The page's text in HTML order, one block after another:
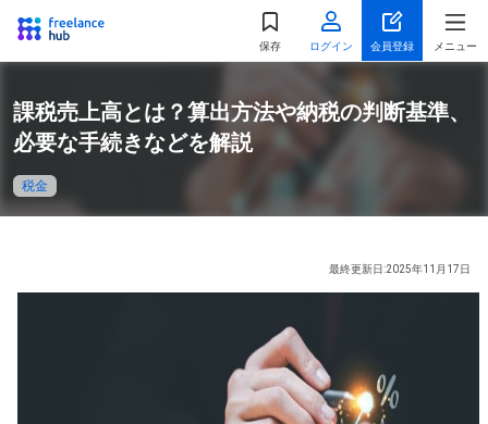
保存 ログイン 会員登録 メニュー
課税売上高とは？算出方法や納税の判断基準、
必要な手続きなどを解説
税金
最終更新日:2025年11月17日
都道府県
東京都 神奈川県
埼玉県
茨城県 栃木県
宮城県
山形県